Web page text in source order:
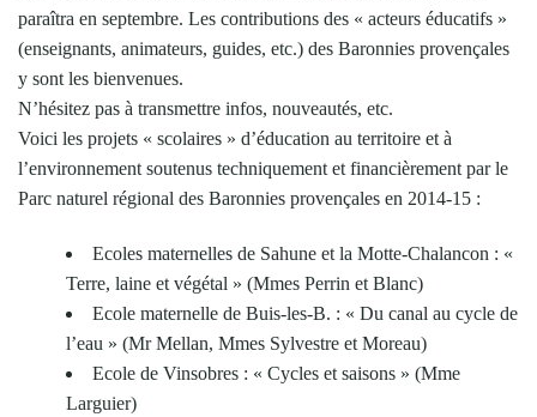
paraîtra en septembre. Les contributions des « acteurs éducatifs »
(enseignants, animateurs, guides, etc.) des Baronnies provençales
y sont les bienvenues.
N’hésitez pas à transmettre infos, nouveautés, etc.
Voici les projets « scolaires » d’éducation au territoire et à
l’environnement soutenus techniquement et financièrement par le
Parc naturel régional des Baronnies provençales en 2014-15 :
Ecoles maternelles de Sahune et la Motte-Chalancon : «
Terre, laine et végétal » (Mmes Perrin et Blanc)
Ecole maternelle de Buis-les-B. : « Du canal au cycle de
l’eau » (Mr Mellan, Mmes Sylvestre et Moreau)
Ecole de Vinsobres : « Cycles et saisons » (Mme
Larguier)